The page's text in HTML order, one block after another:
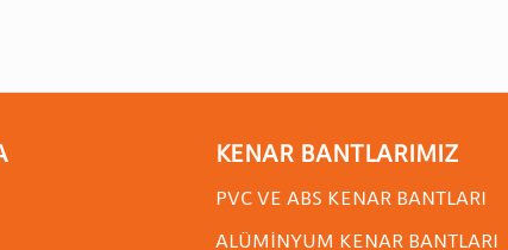
KENAR BANTLARIMIZ
PVC VE ABS KENAR BANTLARI
ALÜMİNYUM KENAR BANTLARI